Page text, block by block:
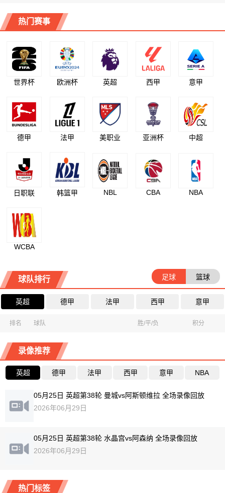
热门赛事
世界杯 欧洲杯 英超 西甲 意甲
德甲 法甲 美职业 亚洲杯 中超
日职联 韩篮甲 NBL CBA NBA
WCBA
球队排行 足球 篮球
英超 德甲 法甲 西甲 意甲
排名 球队 胜/平/负 积分
录像推荐
英超 德甲 法甲 西甲 意甲 NBA
05月25日 英超第38轮 曼城vs阿斯顿维拉 全场录像回放
2026年06月29日
05月25日 英超第38轮 水晶宫vs阿森纳 全场录像回放
2026年06月29日
热门标签